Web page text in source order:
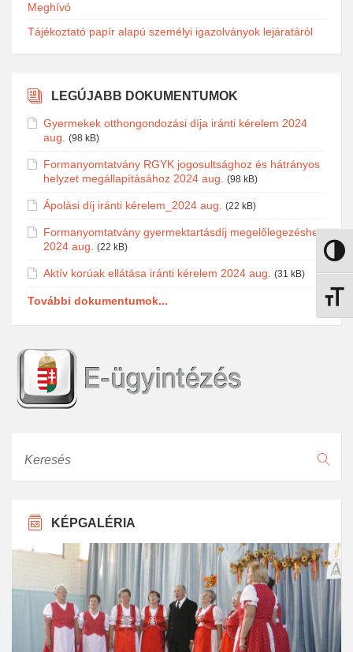
Nagy
Meghívó
Tájékoztató papír alapú személyi igazolványok lejáratáról
LEGÚJABB DOKUMENTUMOK
Gyermekek otthongondozási díja iránti kérelem 2024
aug.
(98 kB)
Formanyomtatvány RGYK jogosultsághoz és hátrányos
helyzet megállapításához 2024 aug.
(98 kB)
Ápolási díj iránti kérelem_2024 aug. (22 kB)
Formanyomtatvány gyermektartásdíj megelőlegezéshez
2024 aug.
(22 kB)
Aktív korúak ellátása iránti kérelem 2024 aug. (31 kB)
További dokumentumok...
KÉPGALÉRIA